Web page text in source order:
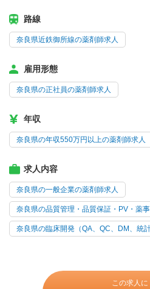
路線
奈良県近鉄御所線の薬剤師求人
雇用形態
奈良県の正社員の薬剤師求人
年収
奈良県の年収550万円以上の薬剤師求人
求人内容
奈良県の一般企業の薬剤師求人
奈良県の品質管理・品質保証・PV・薬
奈良県の臨床開発（QA、QC、DM、統
この求人に